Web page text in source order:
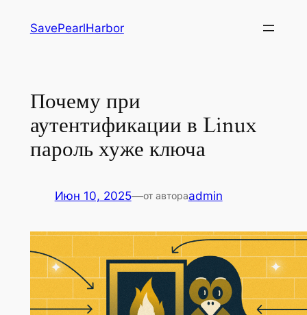
SavePearlHarbor
Почему при
аутентификации в Linux
пароль хуже ключа
Июн 10, 2025—от автораadmin